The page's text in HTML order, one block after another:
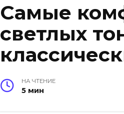
Самые
светлых
НА ЧТЕНИЕ
5 мин